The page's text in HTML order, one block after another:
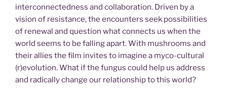
interconnectedness and collaboration. Driven by a
vision of resistance, the encounters seek possibilities
of renewal and question what connects us when the
world seems to be falling apart. With mushrooms and
their allies the film invites to imagine a myco-cultural
(r)evolution. What if the fungus could help us address
and radically change our relationship to this world?